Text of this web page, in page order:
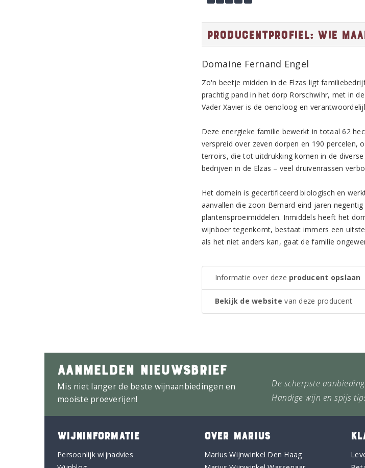
Producentprofiel: Wie
Domaine Fernand Engel
Zo'n beetje midden in de Elzas ligt
prachtig pand in het dorp Rorschwihr, met in
Vader Xavier is de oenoloog en
Deze energieke familie bewerkt in totaal 62
verspreid over zeven dorpen en 190 percelen,
terroirs, die tot uitdrukking komen in de
bedrijven in de Elzas – veel druivenrassen
Het domein is gecertificeerd biologisch en
aanvallen die zoon Bernard eind jaren
plantensproeimiddelen. Inmiddels heeft het
wijnboer tegenkomt, bestaat immers een
als het niet anders kan, gaat de familie
Informatie over deze producent opslaan
Bekijk de website van deze producent
AANMELDEN NIEUWSBRIEF
Mis niet langer de beste wijnaanbiedingen en
mooiste proeverijen!
De scherpste
Handige wijn en spijs
WIJNINFORMATIE
Persoonlijk wijnadvies
OVER MARIUS
Marius Wijnwinkel Den Haag